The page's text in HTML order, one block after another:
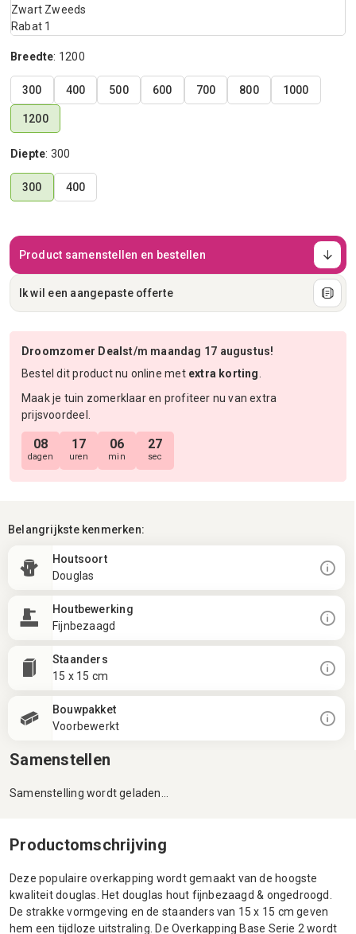
Droomzomer Dealst/m maandag 17 augustus!
Bestel dit product nu online met extra korting
Maak je tuin zomerklaar en profiteer nu van extra
prijsvoordeel.
08
dagen
17
uren
06
min
26
sec
Breedte: 1200
300 400 500 600 700 800 1000
1200
Diepte: 300
300 400
Product samenstellen en bestellen
Ik wil een aangepaste offerte
Belangrijkste kenmerken:
Houtsoort
Douglas
Houtbewerking
Fijnbezaagd
Staanders
15 x 15 cm
Bouwpakket
Voorbewerkt
Samenstellen
Samenstelling wordt geladen...
Productomschrijving
Deze populaire overkapping wordt gemaakt van de hoogste
kwaliteit douglas. Het douglas hout fijnbezaagd & ongedroogd.
De strakke vormgeving en de staanders van 15 x 15 cm geven
hem een tijdloze uitstraling. De Overkapping Base Serie 2 wordt